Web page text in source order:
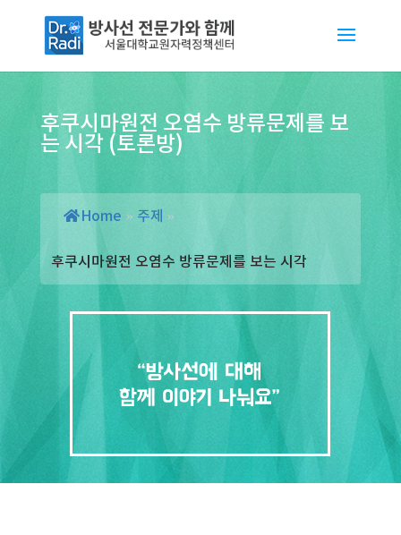
후쿠시마원전 오염수 방류문제를 보
는 시각 (토론방)
Home » 주제 »
후쿠시마원전 오염수 방류문제를 보는 시각